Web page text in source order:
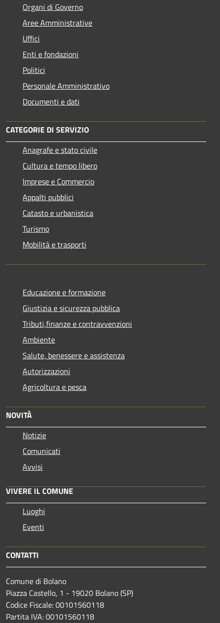
Organi di Governo
Aree Amministrative
Uffici
Enti e fondazioni
Politici
Personale Amministrativo
Documenti e dati
CATEGORIE DI SERVIZIO
Anagrafe e stato civile
Cultura e tempo libero
Imprese e Commercio
Appalti pubblici
Catasto e urbanistica
Turismo
Mobilità e trasporti
Educazione e formazione
Giustizia e sicurezza pubblica
Tributi,finanze e contravvenzioni
Ambiente
Salute, benessere e assistenza
Autorizzazioni
Agricoltura e pesca
NOVITÀ
Notizie
Comunicati
Avvisi
VIVERE IL COMUNE
Luoghi
Eventi
CONTATTI
Comune di Bolano
Piazza Castello, 1 - 19020 Bolano (SP)
Codice Fiscale: 00101560118
Partita IVA: 00101560118